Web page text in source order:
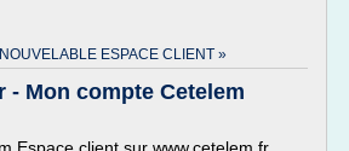
ESPACE CLIENT »
- Mon compte Cetelem